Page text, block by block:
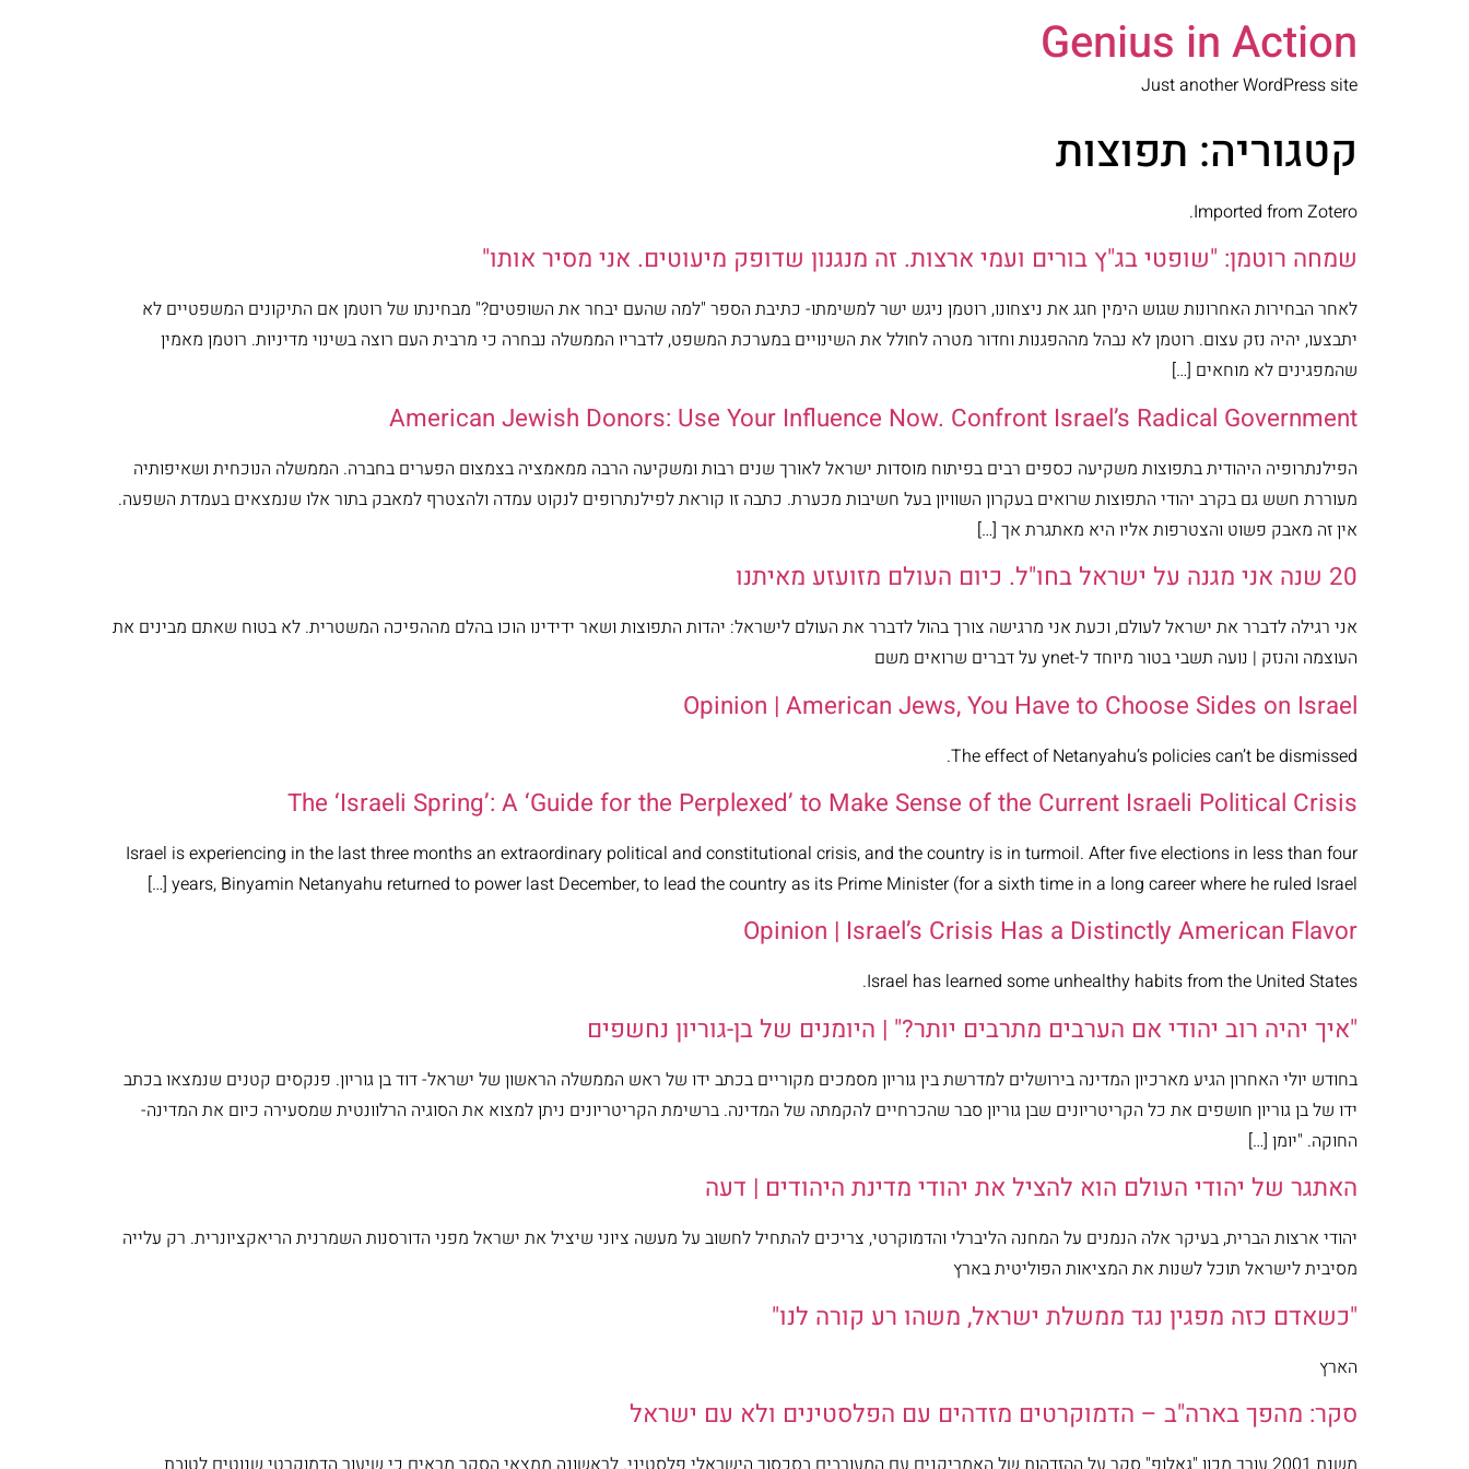
Genius in Action
Just another WordPress site
קטגוריה: תפוצות
Imported from Zotero.
שמחה רוטמן: "שופטי בג"ץ בורים ועמי ארצות. זה מנגנון שדופק מיעוטים. אני מסיר אותו"
לאחר הבחירות האחרונות שגוש הימין חגג את ניצחונו, רוטמן ניגש ישר למשימתו- כתיבת הספר "למה שהעם יבחר את השופטים?" מבחינתו של רוטמן אם התיקונים המשפטיים לא
יתבצעו, יהיה נזק עצום. רוטמן לא נבהל מההפגנות וחדור מטרה לחולל את השינויים במערכת המשפט, לדבריו הממשלה נבחרה כי מרבית העם רוצה בשינוי מדיניות. רוטמן מאמין
שהמפגינים לא מוחאים […]
American Jewish Donors: Use Your Influence Now. Confront Israel’s Radical Government
הפילנתרופיה היהודית בתפוצות משקיעה כספים רבים בפיתוח מוסדות ישראל לאורך שנים רבות ומשקיעה הרבה ממאמציה בצמצום הפערים בחברה. הממשלה הנוכחית ושאיפותיה
מעוררת חשש גם בקרב יהודי התפוצות שרואים בעקרון השוויון בעל חשיבות מכערת. כתבה זו קוראת לפילנתרופים לנקוט עמדה ולהצטרף למאבק בתור אלו שנמצאים בעמדת השפעה.
אין זה מאבק פשוט והצטרפות אליו היא מאתגרת אך […]
20 שנה אני מגנה על ישראל בחו"ל. כיום העולם מזועזע מאיתנו
אני רגילה לדברר את ישראל לעולם, וכעת אני מרגישה צורך בהול לדברר את העולם לישראל: יהדות התפוצות ושאר ידידינו הוכו בהלם מההפיכה המשטרית. לא בטוח שאתם מבינים את
העוצמה והנזק | נועה תשבי בטור מיוחד ל-ynet על דברים שרואים משם
Opinion | American Jews, You Have to Choose Sides on Israel
The effect of Netanyahu’s policies can’t be dismissed.
The ‘Israeli Spring’: A ‘Guide for the Perplexed’ to Make Sense of the Current Israeli Political Crisis
Israel is experiencing in the last three months an extraordinary political and constitutional crisis, and the country is in turmoil. After five elections in less than four
years, Binyamin Netanyahu returned to power last December, to lead the country as its Prime Minister (for a sixth time in a long career where he ruled Israel […]
Opinion | Israel’s Crisis Has a Distinctly American Flavor
Israel has learned some unhealthy habits from the United States.
"איך יהיה רוב יהודי אם הערבים מתרבים יותר?" | היומנים של בן-גוריון נחשפים
בחודש יולי האחרון הגיע מארכיון המדינה בירושלים למדרשת בין גוריון מסמכים מקוריים בכתב ידו של ראש הממשלה הראשון של ישראל- דוד בן גוריון. פנקסים קטנים שנמצאו בכתב
ידו של בן גוריון חושפים את כל הקריטריונים שבן גוריון סבר שהכרחיים להקמתה של המדינה. ברשימת הקריטריונים ניתן למצוא את הסוגיה הרלוונטית שמסעירה כיום את המדינה-
החוקה. "יומן […]
האתגר של יהודי העולם הוא להציל את יהודי מדינת היהודים | דעה
יהודי ארצות הברית, בעיקר אלה הנמנים על המחנה הליברלי והדמוקרטי, צריכים להתחיל לחשוב על מעשה ציוני שיציל את ישראל מפני הדורסנות השמרנית הריאקציונרית. רק עלייה
מסיבית לישראל תוכל לשנות את המציאות הפוליטית בארץ
"כשאדם כזה מפגין נגד ממשלת ישראל, משהו רע קורה לנו"
הארץ
סקר: מהפך בארה"ב – הדמוקרטים מזדהים עם הפלסטינים ולא עם ישראל